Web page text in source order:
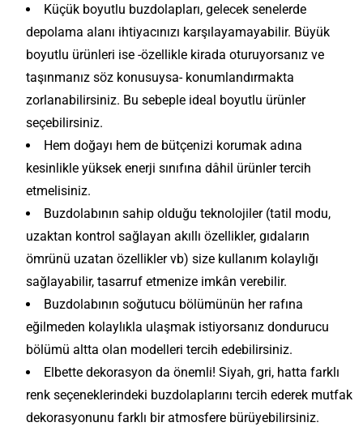
Küçük boyutlu buzdolapları, gelecek senelerde
depolama alanı ihtiyacınızı karşılayamayabilir. Büyük
boyutlu ürünleri ise -özellikle kirada oturuyorsanız ve
taşınmanız söz konusuysa- konumlandırmakta
zorlanabilirsiniz. Bu sebeple ideal boyutlu ürünler
seçebilirsiniz.
Hem doğayı hem de bütçenizi korumak adına
kesinlikle yüksek enerji sınıfına dâhil ürünler tercih
etmelisiniz.
Buzdolabının sahip olduğu teknolojiler (tatil modu,
uzaktan kontrol sağlayan akıllı özellikler, gıdaların
ömrünü uzatan özellikler vb) size kullanım kolaylığı
sağlayabilir, tasarruf etmenize imkân verebilir.
Buzdolabının soğutucu bölümünün her rafına
eğilmeden kolaylıkla ulaşmak istiyorsanız dondurucu
bölümü altta olan modelleri tercih edebilirsiniz.
Elbette dekorasyon da önemli! Siyah, gri, hatta farklı
renk seçeneklerindeki buzdolaplarını tercih ederek mutfak
dekorasyonunu farklı bir atmosfere bürüyebilirsiniz.